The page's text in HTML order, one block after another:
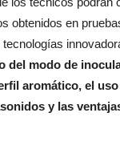
obtenidos en
del modo de
aromático, el
y las